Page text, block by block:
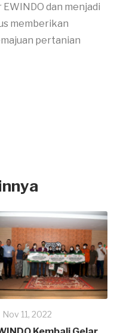
dan menjadi
memberikan
pertanian
Nov 11, 2022